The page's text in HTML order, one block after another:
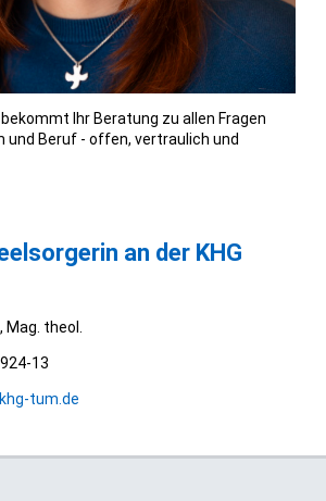
bekommt Ihr Beratung zu allen Fragen
und Beruf - offen, vertraulich und
an der KHG
theol.
13
tum.de